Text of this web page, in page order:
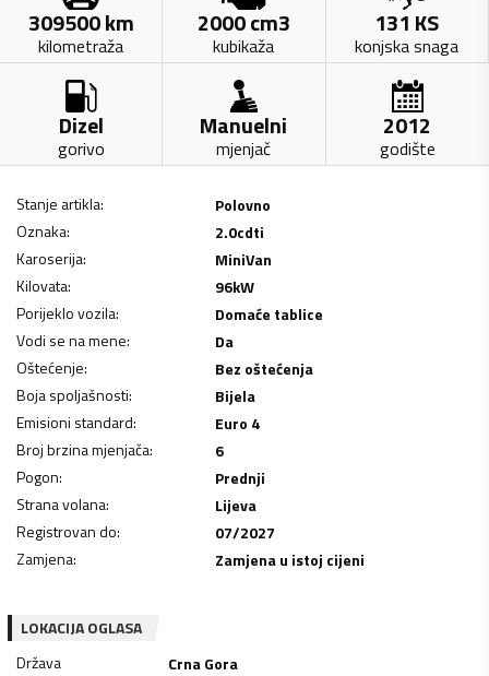
309500km
kilometraža
2000cm3
kubikaža
131 KS
konjska snaga
Dizel
gorivo
Manuelni
mjenjač
2012
godište
Stanje artikla:
Polovno
Oznaka:
2.0cdti
Karoserija:
MiniVan
Kilovata: 96kW
Porijeklo vozila:
Domaće tablice
Vodi se na mene:
Da
Oštećenje:
Bez oštećenja
Boja spoljašnosti:
Bijela
Emisioni standard:
Euro 4
Broj brzina mjenjača:
6
Pogon:
Prednji
Strana volana:
Lijeva
Registrovan do:
07/2027
Zamjena: Zamjena u istoj cijeni
LOKACIJA OGLASA
Država
Crna Gora